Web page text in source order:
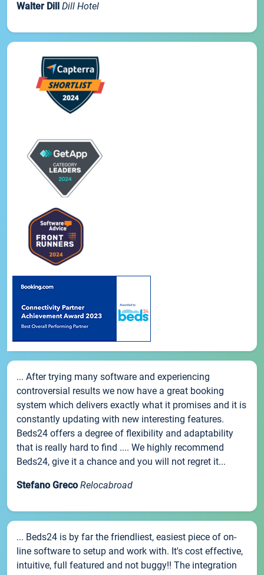
Walter Dill Dill Hotel
... After trying many software and experiencing
controversial results we now have a great booking
system which delivers exactly what it promises and it is
constantly updating with new interesting features.
Beds24 offers a degree of flexibility and adaptability
that is really hard to find .... We highly recommend
Beds24, give it a chance and you will not regret it...
Stefano Greco Relocabroad
... Beds24 is by far the friendliest, easiest piece of on-
line software to setup and work with. It's cost effective,
intuitive, full featured and not buggy!! The integration